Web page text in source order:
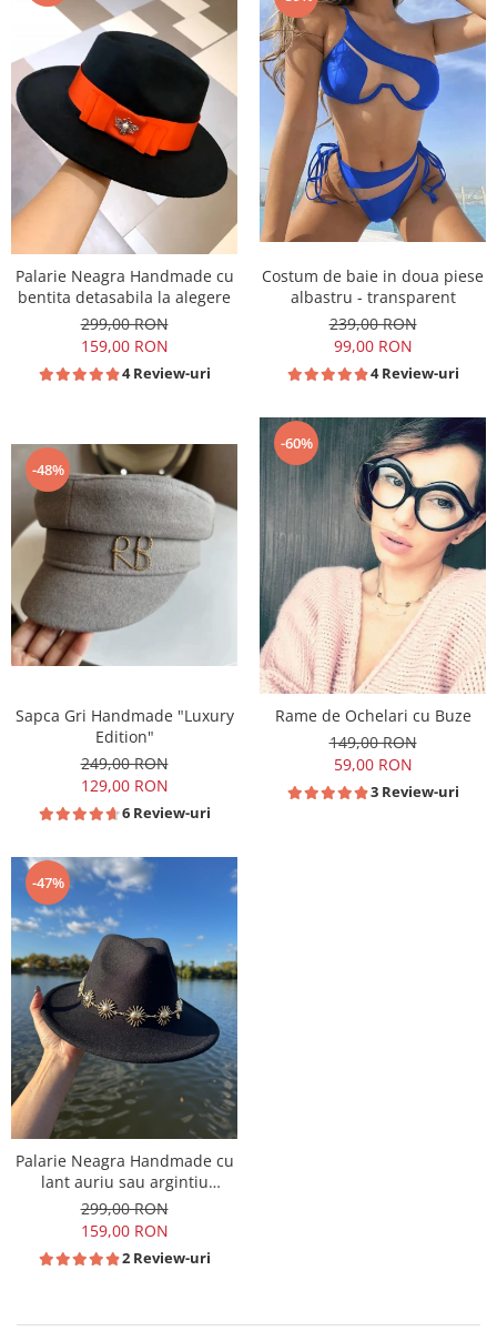
Palarie Neagra Handmade cu
bentita detasabila la alegere
299,00 RON
159,00 RON
4 Review-uri
Costum de baie in doua piese
albastru - transparent
239,00 RON
99,00 RON
4 Review-uri
-48%
Sapca Gri Handmade "Luxury
Edition"
249,00 RON
129,00 RON
6 Review-uri
-60%
Rame de Ochelari cu Buze
149,00 RON
59,00 RON
3 Review-uri
-47%
Palarie Neagra Handmade cu
lant auriu sau argintiu
detasabil
299,00 RON
159,00 RON
2 Review-uri